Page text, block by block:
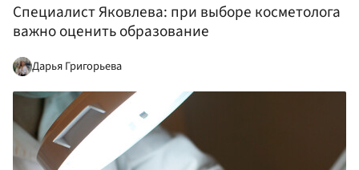
Специалист Яковлева: при выборе косметолога
важно оценить образование
Дарья Григорьева